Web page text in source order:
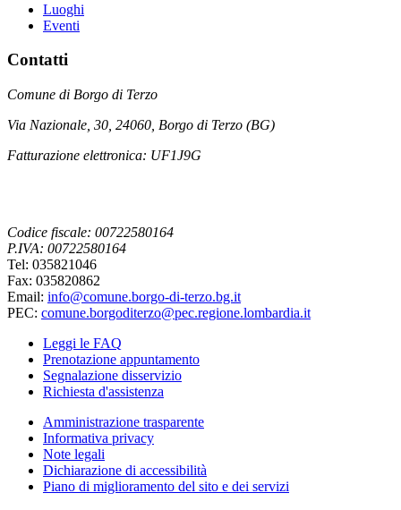
Luoghi
Eventi
Contatti
Comune di Borgo di Terzo
Via Nazionale, 30, 24060, Borgo di Terzo (BG)
Fatturazione elettronica: UF1J9G
Codice fiscale: 00722580164
P.IVA: 00722580164
Tel: 035821046
Fax: 035820862
Email: info@comune.borgo-di-terzo.bg.it
PEC: comune.borgoditerzo@pec.regione.lombardia.it
Leggi le FAQ
Prenotazione appuntamento
Segnalazione disservizio
Richiesta d'assistenza
Amministrazione trasparente
Informativa privacy
Note legali
Dichiarazione di accessibilità
Piano di miglioramento del sito e dei servizi